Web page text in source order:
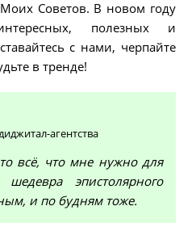
Советов. В новом году
полезных и
с нами, черпайте
в тренде!
агентства
всё, что мне нужно для
эпистолярного
и по будням тоже.